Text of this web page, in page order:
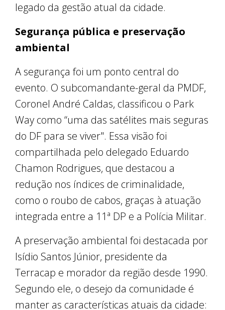
legado da gestão atual da cidade.
Segurança pública e preservação
ambiental
A segurança foi um ponto central do
evento. O subcomandante-geral da PMDF,
Coronel André Caldas, classificou o Park
Way como “uma das satélites mais seguras
do DF para se viver". Essa visão foi
compartilhada pelo delegado Eduardo
Chamon Rodrigues, que destacou a
redução nos índices de criminalidade,
como o roubo de cabos, graças à atuação
integrada entre a 11ª DP e a Polícia Militar.
A preservação ambiental foi destacada por
Isídio Santos Júnior, presidente da
Terracap e morador da região desde 1990.
Segundo ele, o desejo da comunidade é
manter as características atuais da cidade: